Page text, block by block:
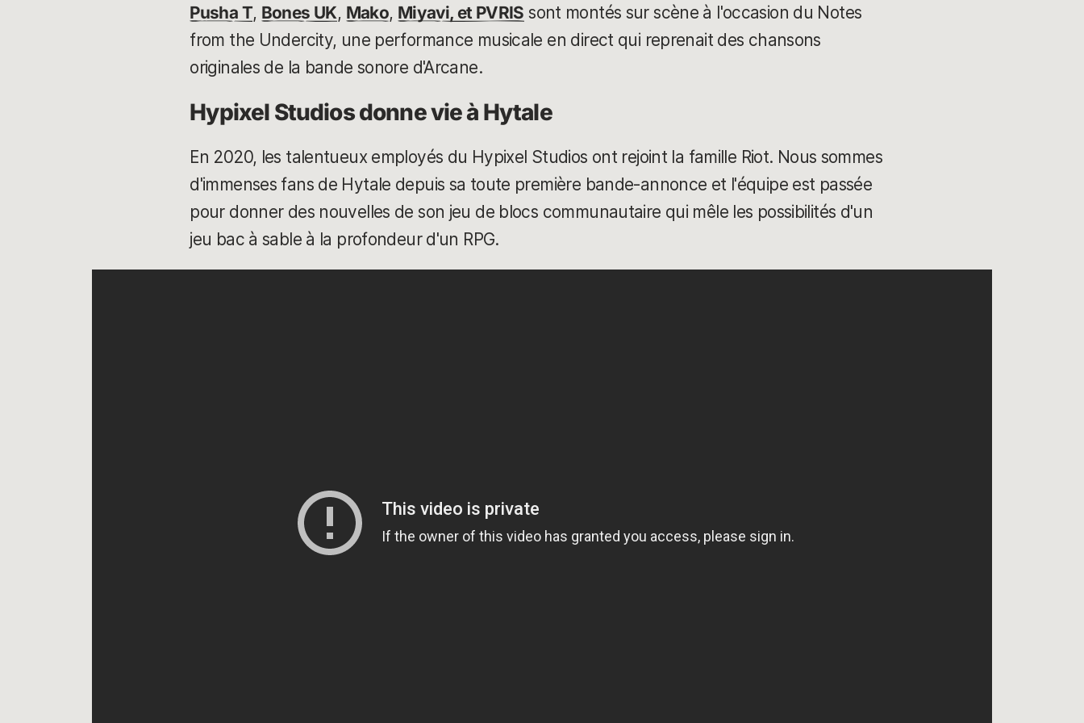
Pusha T, Bones UK, Mako, Miyavi, et PVRIS sont montés sur scène à l'occasion du Notes
from the Undercity, une performance musicale en direct qui reprenait des chansons
originales de la bande sonore d'Arcane.
Hypixel Studios donne vie à Hytale
En 2020, les talentueux employés du Hypixel Studios ont rejoint la famille Riot. Nous sommes
d'immenses fans de Hytale depuis sa toute première bande-annonce et l'équipe est passée
pour donner des nouvelles de son jeu de blocs communautaire qui mêle les possibilités d'un
jeu bac à sable à la profondeur d'un RPG.